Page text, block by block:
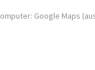
Google Maps